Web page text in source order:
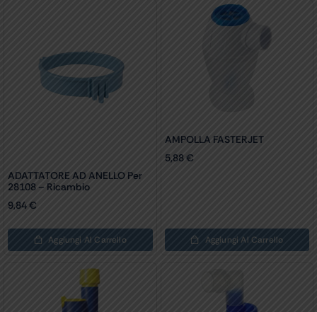
ADATTATORE AD ANELLO Per
28108 – Ricambio
9,84€
Aggiungi Al Carrello
AMPOLLA FASTERJET
5,88 €
Aggiungi Al Carrello